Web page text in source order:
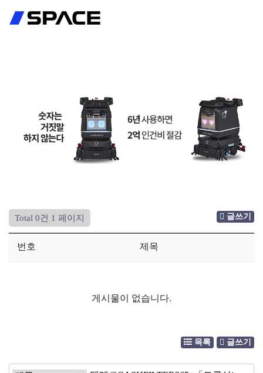
로그인
Total 0건 1 페이지 글쓰기
번호 제목
게시물이 없습니다.
목록 글쓰기